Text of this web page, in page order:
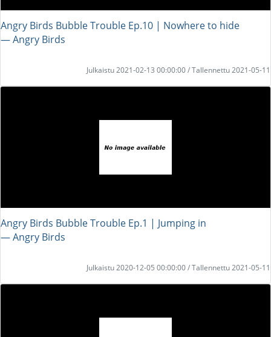
Angry Birds Bubble Trouble Ep.10 | Nowhere to hide
― Angry Birds
Julkaistu 2021-02-13 00:00:00 / Tallennettu 2021-05-11
Angry Birds Bubble Trouble Ep.1 | Jumping in
― Angry Birds
Julkaistu 2020-12-05 00:00:00 / Tallennettu 2021-05-11